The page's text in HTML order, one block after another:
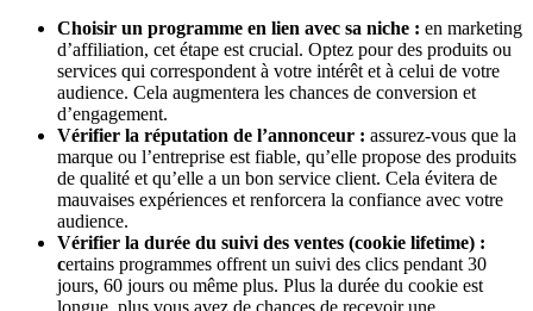
Choisir un programme en lien avec sa niche : en marketing
d’affiliation, cet étape est crucial. Optez pour des produits ou
services qui correspondent à votre intérêt et à celui de votre
audience. Cela augmentera les chances de conversion et
d’engagement.
Vérifier la réputation de l’annonceur : assurez-vous que la
marque ou l’entreprise est fiable, qu’elle propose des produits
de qualité et qu’elle a un bon service client. Cela évitera de
mauvaises expériences et renforcera la confiance avec votre
audience.
Vérifier la durée du suivi des ventes (cookie lifetime) :
certains programmes offrent un suivi des clics pendant 30
jours, 60 jours ou même plus. Plus la durée du cookie est